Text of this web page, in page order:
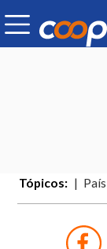
Tópicos: País